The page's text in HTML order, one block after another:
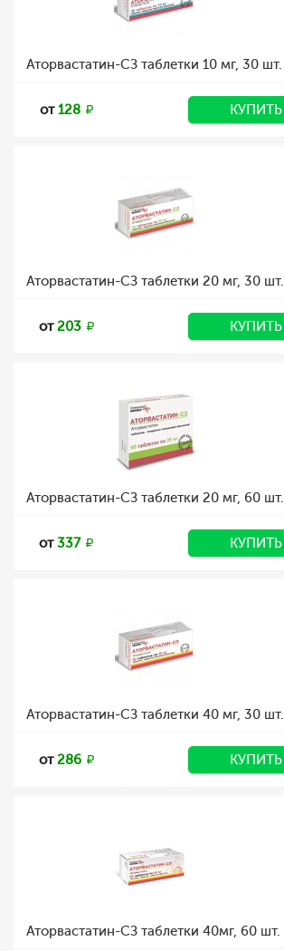
Аторвастатин-СЗ таблетки 10 мг, 30 шт.
от128 КУПИТЬ
Аторвастатин-СЗ таблетки 20 мг, 30 шт.
от203 КУПИТЬ
Аторвастатин-СЗ таблетки 20 мг, 60 шт.
от337 КУПИТЬ
Аторвастатин-СЗ таблетки 40 мг, 30 шт.
от286 КУПИТЬ
Аторвастатин-СЗ таблетки 40мг, 60 шт.